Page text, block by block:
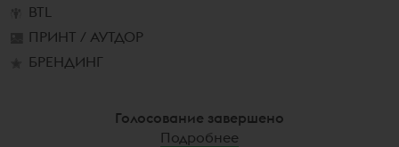
BTL
ПРИНТ / АУТДОР
БРЕНДИНГ
Голосование завершено
Подробнее